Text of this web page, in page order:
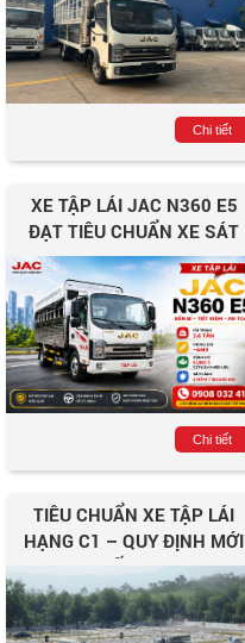
Chi tiết
XE TẬP LÁI JAC N360 E5
ĐẠT TIÊU CHUẨN XE SÁT
HẠCH HẠNG C1
Chi tiết
TIÊU CHUẨN XE TẬP LÁI
HẠNG C1 – QUY ĐỊNH MỚI
NHẤT 2025